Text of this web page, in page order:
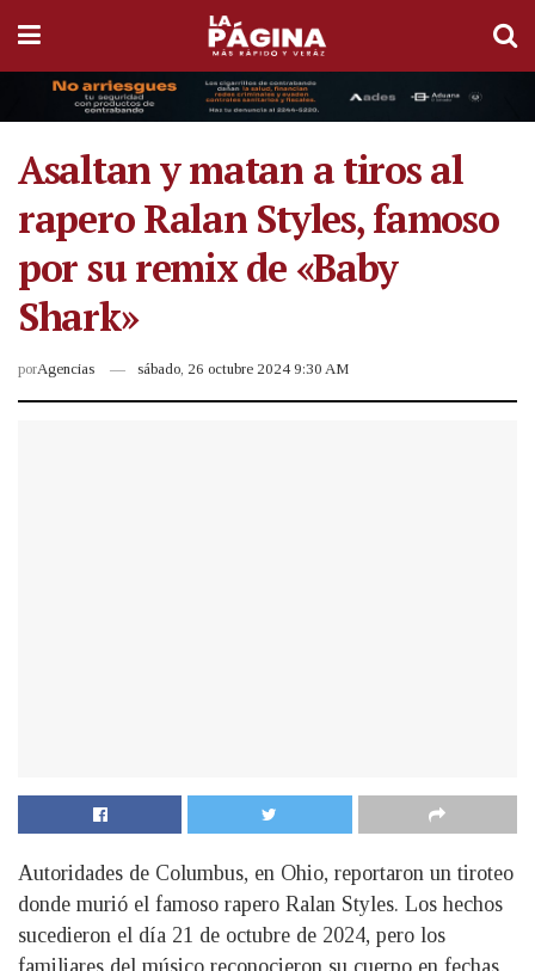
Asaltan y matan a tiros al
rapero Ralan Styles, famoso
por su remix de «Baby
Shark»
porAgencias sábado, 26 octubre 2024 9:30 AM
Autoridades de Columbus, en Ohio, reportaron un tiroteo
donde murió el famoso rapero Ralan Styles. Los hechos
sucedieron el día 21 de octubre de 2024, pero los